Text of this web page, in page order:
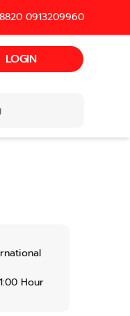
0913209960
LOGIN
Hour